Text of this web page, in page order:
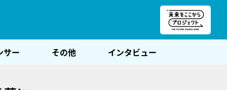
サー その他 インタビュー